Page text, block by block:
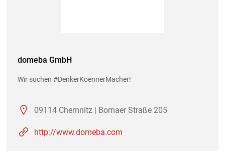
domeba GmbH
Wir suchen #DenkerKoennerMacher!
09114 Chemnitz | Bornaer Straße 205
http://www.domeba.com